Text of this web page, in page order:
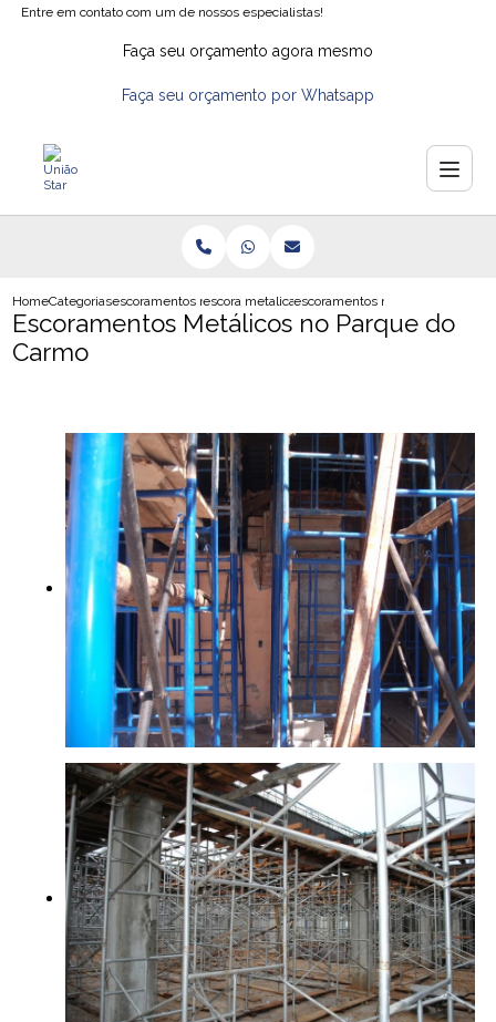
Entre em contato com um de nossos especialistas!
Faça seu orçamento agora mesmo
Faça seu orçamento por Whatsapp
HomeCategoriasescoramentos metalicosescora metalica de facil montagem
escoramentos metalicos no
Escoramentos Metálicos no Parque do
Carmo